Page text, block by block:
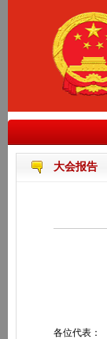
大会报告
各位代表：